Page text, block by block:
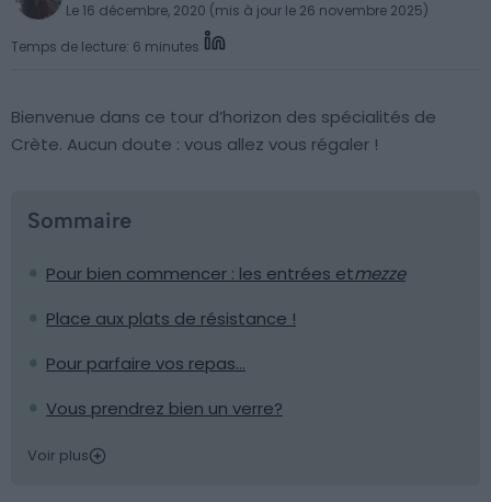
Le 16 décembre, 2020 (mis à jour le 26 novembre 2025)
Temps de lecture: 6 minutes
Bienvenue dans ce tour d’horizon des spécialités de
Crète. Aucun doute : vous allez vous régaler !
Sommaire
Pour bien commencer : les entrées etmezze
Place aux plats de résistance !
Pour parfaire vos repas…
Vous prendrez bien un verre?
Voir plus